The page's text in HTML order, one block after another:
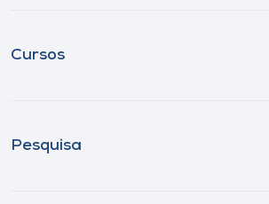
Cursos
Pesquisa